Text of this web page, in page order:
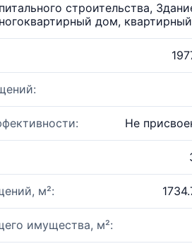
строительства,
дом,
Не
м²:
имущества, м²: